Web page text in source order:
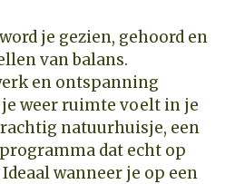
je gezien, gehoord en
van balans.
en ontspanning
weer ruimte voelt in je
natuurhuisje, een
dat echt op
wanneer je op een